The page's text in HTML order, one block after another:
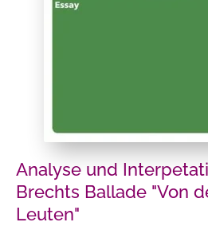
Analyse und
Brechts Ballade "Von
Leuten"